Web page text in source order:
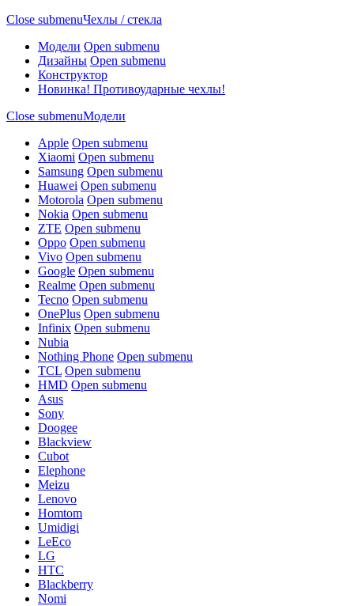
Close submenuЧехлы / стекла
Модели Open submenu
Дизайны Open submenu
Конструктор
Новинка! Противоударные чехлы!
Close submenuМодели
Apple Open submenu
Xiaomi Open submenu
Samsung Open submenu
Huawei Open submenu
Motorola Open submenu
Nokia Open submenu
ZTE Open submenu
Oppo Open submenu
Vivo Open submenu
Google Open submenu
Realme Open submenu
Tecno Open submenu
OnePlus Open submenu
Infinix Open submenu
Nubia
Nothing Phone Open submenu
TCL Open submenu
HMD Open submenu
Asus
Sony
Doogee
Blackview
Cubot
Elephone
Meizu
Lenovo
Homtom
Umidigi
LeEco
LG
HTC
Blackberry
Nomi